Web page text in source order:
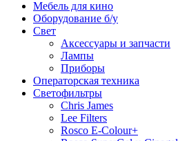
Мебель для кино
Оборудование б/у
Свет
Аксессуары и запчасти
Лампы
Приборы
Операторская техника
Светофильтры
Chris James
Lee Filters
Rosco E-Colour+